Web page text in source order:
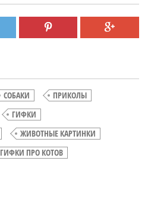
СОБАКИ
ПРИКОЛЫ
ГИФКИ
ЖИВОТНЫЕ КАРТИНКИ
ГИФКИ ПРО КОТОВ